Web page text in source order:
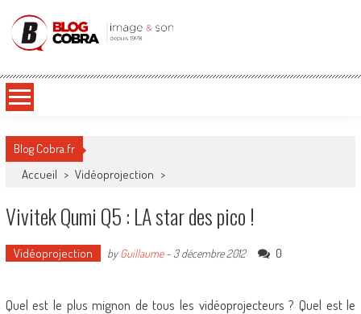
Blog Cobra
Blog Cobra.fr
Accueil > Vidéoprojection >
Vivitek Qumi Q5 : LA star des pico !
Vidéoprojection byGuillaume- 3 décembre 2012 0
Quel est le plus mignon de tous les vidéoprojecteurs ? Quel est le